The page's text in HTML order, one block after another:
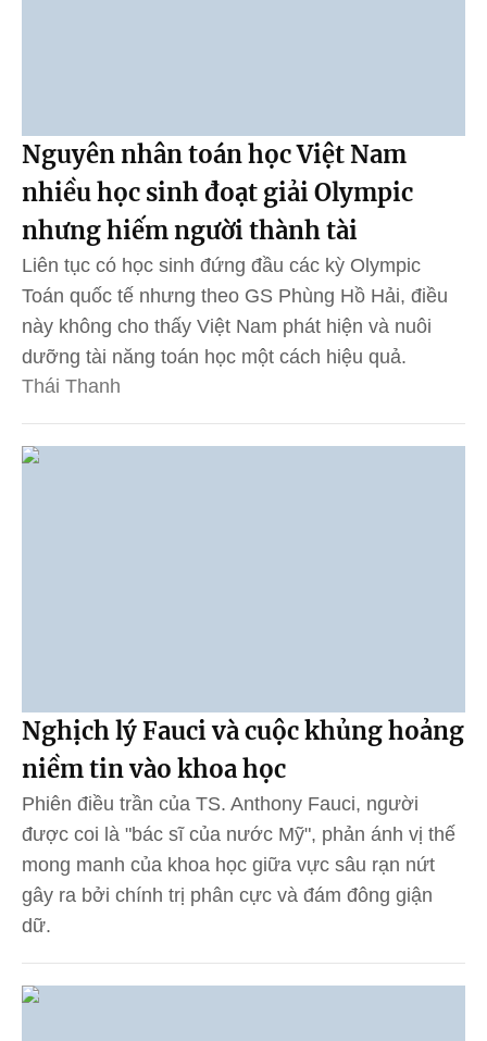
Nguyên nhân toán học Việt Nam
nhiều học sinh đoạt giải Olympic
nhưng hiếm người thành tài
Liên tục có học sinh đứng đầu các kỳ Olympic
Toán quốc tế nhưng theo GS Phùng Hồ Hải, điều
này không cho thấy Việt Nam phát hiện và nuôi
dưỡng tài năng toán học một cách hiệu quả.
Thái Thanh
Nghịch lý Fauci và cuộc khủng hoảng
niềm tin vào khoa học
Phiên điều trần của TS. Anthony Fauci, người
được coi là "bác sĩ của nước Mỹ", phản ánh vị thế
mong manh của khoa học giữa vực sâu rạn nứt
gây ra bởi chính trị phân cực và đám đông giận
dữ.